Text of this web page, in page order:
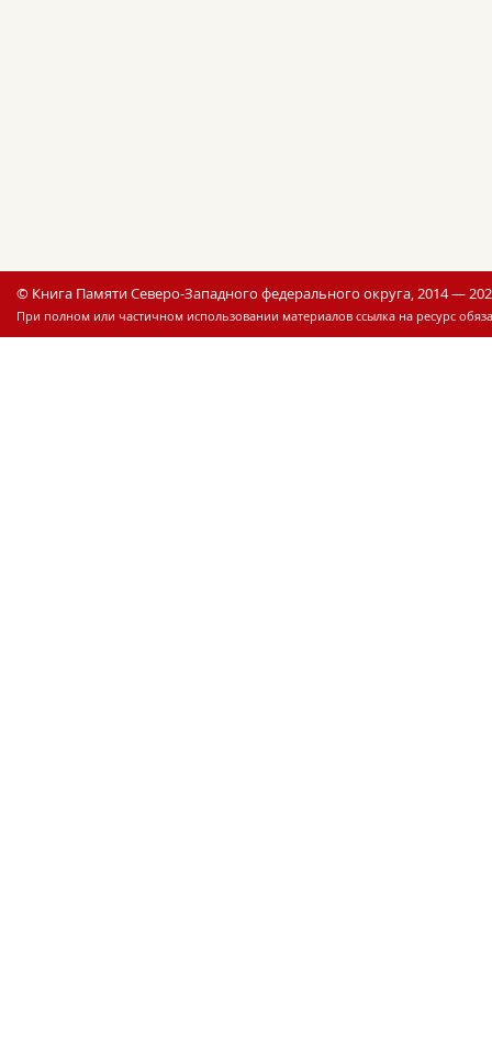
© Книга Памяти Северо-Западного федерального округа, 2014 —
При полном или частичном использовании материалов ссылка на ресурс